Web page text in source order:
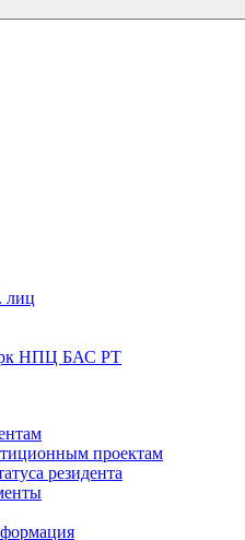
лиц
НПЦ БАС РТ
проектам
резидента